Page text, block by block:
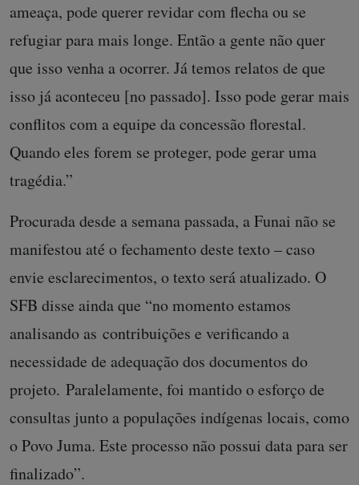
ameaça, pode querer revidar com flecha ou se
refugiar para mais longe. Então a gente não quer
que isso venha a ocorrer. Já temos relatos de que
isso já aconteceu [no passado]. Isso pode gerar mais
conflitos com a equipe da concessão florestal.
Quando eles forem se proteger, pode gerar uma
tragédia.”
Procurada desde a semana passada, a Funai não se
manifestou até o fechamento deste texto – caso
envie esclarecimentos, o texto será atualizado. O
SFB disse ainda que “no momento estamos
analisando as contribuições e verificando a
necessidade de adequação dos documentos do
projeto. Paralelamente, foi mantido o esforço de
consultas junto a populações indígenas locais, como
o Povo Juma. Este processo não possui data para ser
finalizado”.